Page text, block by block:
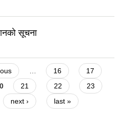
सूचना
… 16
17
21 22
23
next › last »